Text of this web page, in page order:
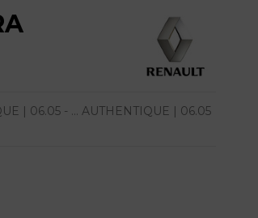
| 06.05 - ... AUTHENTIQUE | 06.05